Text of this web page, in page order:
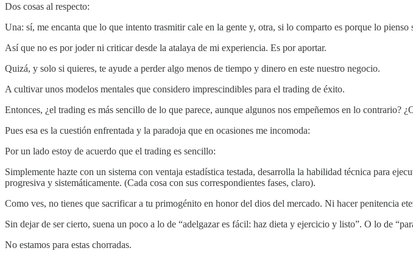
Dos cosas al respecto:
Una: sí, me encanta que lo que intento trasmitir cale en la gente y, otra, si lo comparto es porque lo pienso
Así que no es por joder ni criticar desde la atalaya de mi experiencia. Es por aportar.
Quizá, y solo si quieres, te ayude a perder algo menos de tiempo y dinero en este nuestro negocio.
A cultivar unos modelos mentales que considero imprescindibles para el trading de éxito.
Entonces, ¿el trading es más sencillo de lo que parece, aunque algunos nos empeñemos en lo contrario?
Pues esa es la cuestión enfrentada y la paradoja que en ocasiones me incomoda:
Por un lado estoy de acuerdo que el trading es sencillo:
Simplemente hazte con un sistema con ventaja estadística testada, desarrolla la habilidad técnica para
progresiva y sistemáticamente. (Cada cosa con sus correspondientes fases, claro).
Como ves, no tienes que sacrificar a tu primogénito en honor del dios del mercado. Ni hacer penitencia
Sin dejar de ser cierto, suena un poco a lo de “adelgazar es fácil: haz dieta y ejercicio y listo”. O lo de
No estamos para estas chorradas.